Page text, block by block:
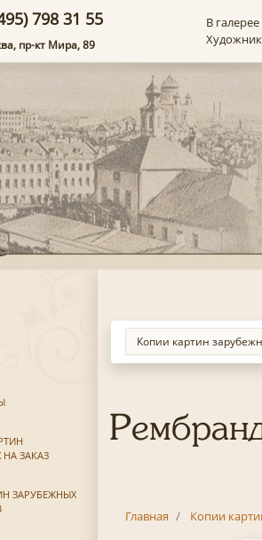
798 31 55
пр-кт Мира, 89
В
ЗАКАЗ
ЗАРУБЕЖНЫХ
Главная Копии